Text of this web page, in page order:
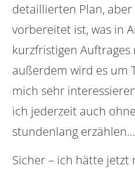
detaillierten Plan, aber
vorbereitet ist, was in
kurzfristigen
außerdem wird es um
mich sehr
ich jederzeit auch
stundenlang erzählen…
Sicher – ich hätte jetzt